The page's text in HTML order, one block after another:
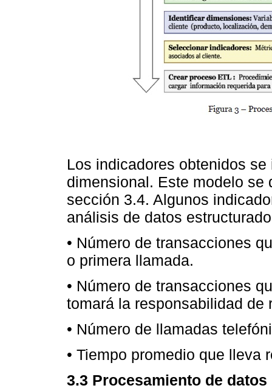
Los indicadores obtenidos
dimensional. Este modelo se
sección 3.4. Algunos
análisis de datos
• Número de transacciones
o primera llamada.
• Número de transacciones
tomará la responsabilidad de
• Número de llamadas
• Tiempo promedio que lleva
3.3 Procesamiento de